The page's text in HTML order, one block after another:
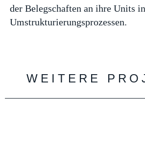
der Belegschaften an ihre Units
Umstrukturierungsprozessen.
WEITERE